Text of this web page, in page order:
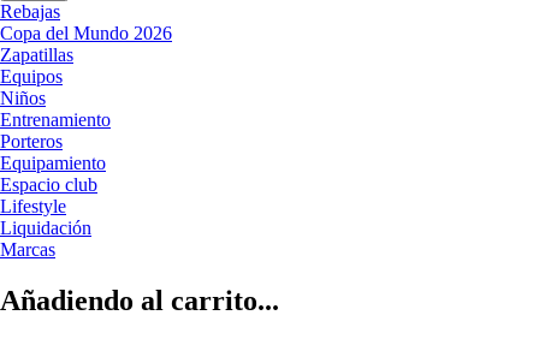
Rebajas
Copa del Mundo 2026
Zapatillas
Equipos
Niños
Entrenamiento
Porteros
Equipamiento
Espacio club
Lifestyle
Liquidación
Marcas
Añadiendo al carrito...